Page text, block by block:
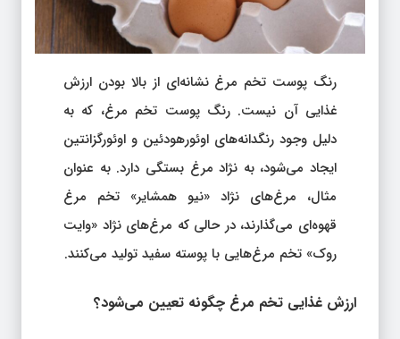
رنگ پوست تخم مرغ نشانه‌ای از بالا بودن ارزش
غذایی آن نیست. رنگ پوست تخم مرغ، که به
دلیل وجود رنگدانه‌های اوئورهودئین و اوئورگزانتین
ایجاد می‌شود، به نژاد مرغ بستگی دارد. به عنوان
مثال، مرغ‌های نژاد «نیو همشایر» تخم مرغ
قهوه‌ای می‌گذارند، در حالی که مرغ‌های نژاد «وایت
روک» تخم مرغ‌هایی با پوسته سفید تولید می‌کنند.
ارزش غذایی تخم مرغ چگونه تعیین می‌شود؟